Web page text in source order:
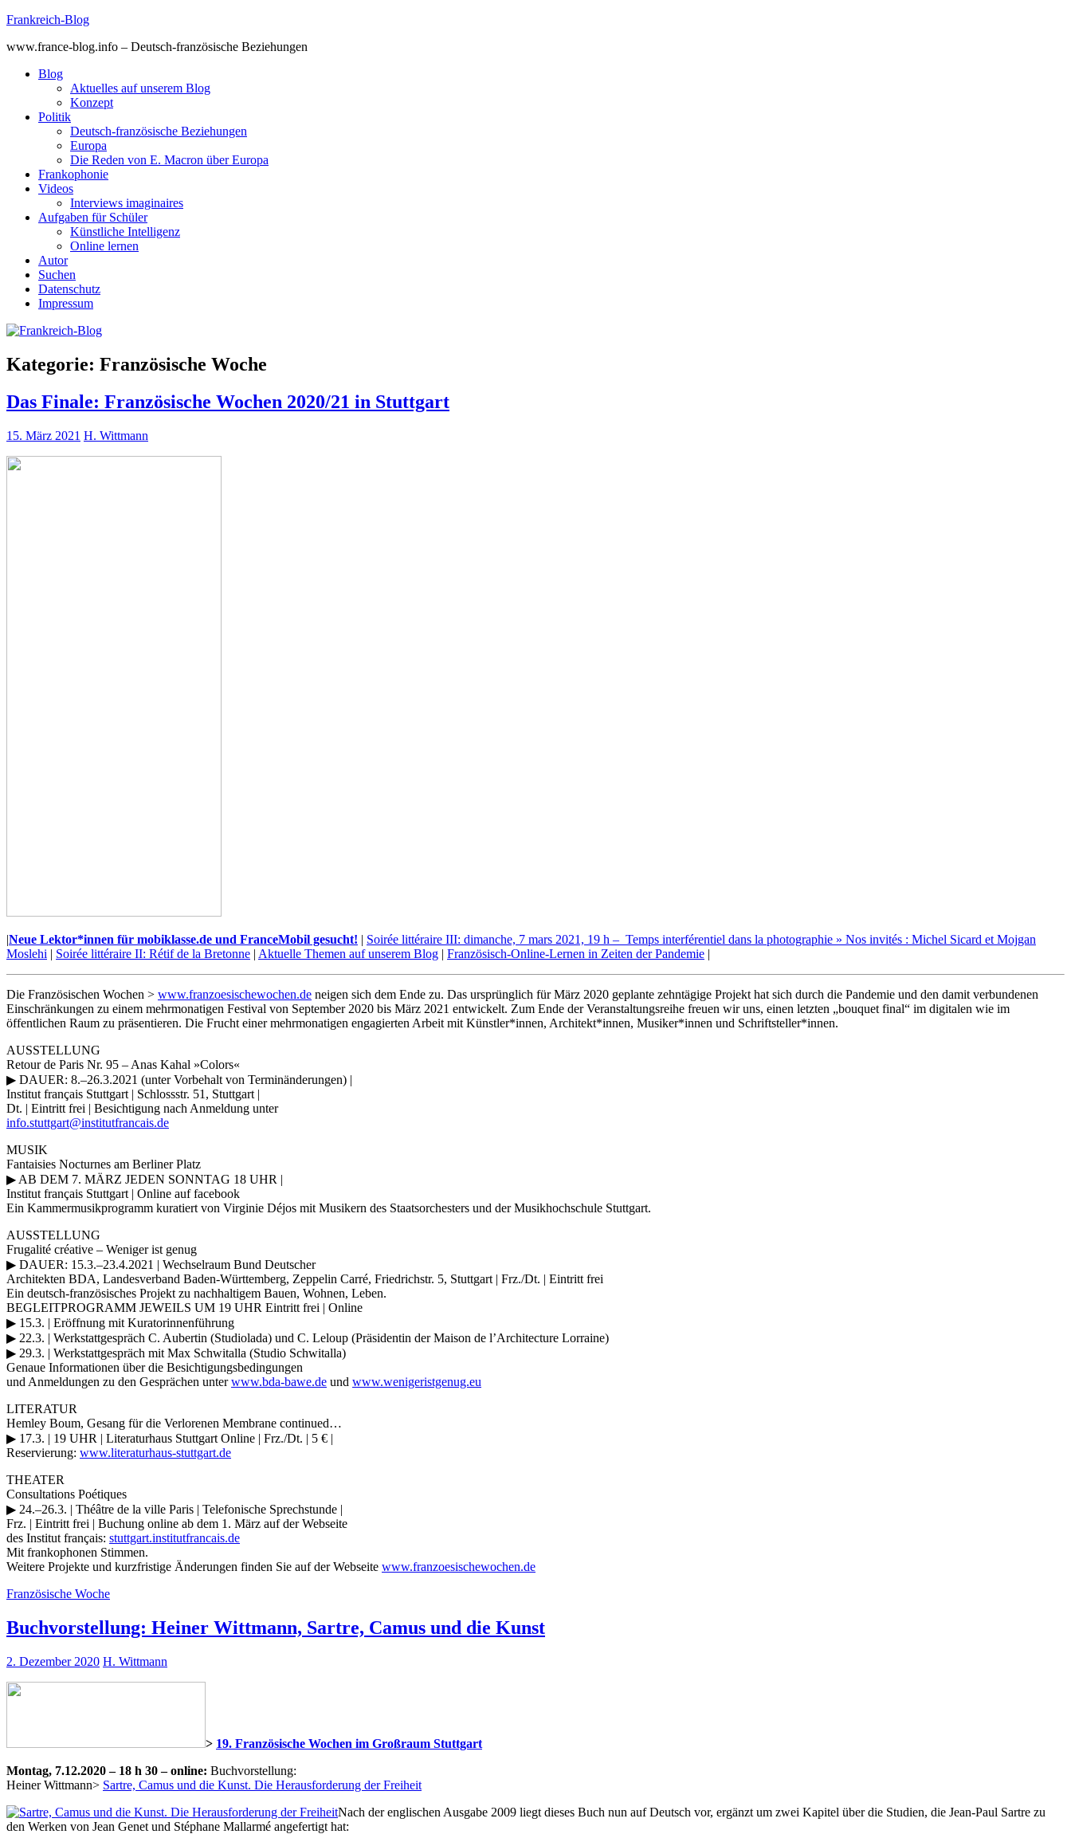
Skip
content
Frankreich-Blog
www.france-blog.info – Deutsch-französische Beziehungen
Blog
Aktuelles auf unserem Blog
Konzept
Politik
Deutsch-französische Beziehungen
Europa
Die Reden von E. Macron über Europa
Frankophonie
Videos
Interviews imaginaires
Aufgaben für Schüler
Künstliche Intelligenz
Online lernen
Autor
Suchen
Datenschutz
Impressum
Kategorie: Französische Woche
Das Finale: Französische Wochen 2020/21 in Stuttgart
15. März 2021 H. Wittmann
|Neue Lektor*innen für mobiklasse.de und FranceMobil gesucht! | Soirée littéraire III: dimanche, 7 mars 2021, 19 h – Temps interférentiel dans la photographie » Nos invités : Michel Sicard et Mojgan
Moslehi | Soirée littéraire II: Rétif de la Bretonne | Aktuelle Themen auf unserem Blog | Französisch-Online-Lernen in Zeiten der Pandemie |
Die Französischen Wochen > www.franzoesischewochen.de neigen sich dem Ende zu. Das ursprünglich für März 2020 geplante zehntägige Projekt hat sich durch die Pandemie und den damit verbundenen
Einschränkungen zu einem mehrmonatigen Festival von September 2020 bis März 2021 entwickelt. Zum Ende der Veranstaltungsreihe freuen wir uns, einen letzten „bouquet final“ im digitalen wie im
öffentlichen Raum zu präsentieren. Die Frucht einer mehrmonatigen engagierten Arbeit mit Künstler*innen, Architekt*innen, Musiker*innen und Schriftsteller*innen.
AUSSTELLUNG
Retour de Paris Nr. 95 – Anas Kahal »Colors«
▶ DAUER: 8.–26.3.2021 (unter Vorbehalt von Terminänderungen) |
Institut français Stuttgart | Schlossstr. 51, Stuttgart |
Dt. | Eintritt frei | Besichtigung nach Anmeldung unter
info.stuttgart@institutfrancais.de
MUSIK
Fantaisies Nocturnes am Berliner Platz
▶ AB DEM 7. MÄRZ JEDEN SONNTAG 18 UHR |
Institut français Stuttgart | Online auf facebook
Ein Kammermusikprogramm kuratiert von Virginie Déjos mit Musikern des Staatsorchesters und der Musikhochschule Stuttgart.
AUSSTELLUNG
Frugalité créative – Weniger ist genug
▶ DAUER: 15.3.–23.4.2021 | Wechselraum Bund Deutscher
Architekten BDA, Landesverband Baden-Württemberg, Zeppelin Carré, Friedrichstr. 5, Stuttgart | Frz./Dt. | Eintritt frei
Ein deutsch-französisches Projekt zu nachhaltigem Bauen, Wohnen, Leben.
BEGLEITPROGRAMM JEWEILS UM 19 UHR Eintritt frei | Online
▶ 15.3. | Eröffnung mit Kuratorinnenführung
▶ 22.3. | Werkstattgespräch C. Aubertin (Studiolada) und C. Leloup (Präsidentin der Maison de l’Architecture Lorraine)
▶ 29.3. | Werkstattgespräch mit Max Schwitalla (Studio Schwitalla)
Genaue Informationen über die Besichtigungsbedingungen
und Anmeldungen zu den Gesprächen unterwww.bda-bawe.de und www.wenigeristgenug.eu
LITERATUR
Hemley Boum, Gesang für die Verlorenen Membrane continued…
▶ 17.3. | 19 UHR | Literaturhaus Stuttgart Online | Frz./Dt. | 5 € |
Reservierung: www.literaturhaus-stuttgart.de
THEATER
Consultations Poétiques
▶ 24.–26.3. | Théâtre de la ville Paris | Telefonische Sprechstunde |
Frz. | Eintritt frei | Buchung online ab dem 1. März auf der Webseite
des Institut français: stuttgart.institutfrancais.de
Mit frankophonen Stimmen.
Weitere Projekte und kurzfristige Änderungen finden Sie auf der Webseite www.franzoesischewochen.de
Französische Woche
Buchvorstellung: Heiner Wittmann, Sartre, Camus und die Kunst
2. Dezember 2020 H. Wittmann
> 19. Französische Wochen im Großraum Stuttgart
Montag, 7.12.2020 – 18 h 30 – online: Buchvorstellung:
Heiner Wittmann> Sartre, Camus und die Kunst. Die Herausforderung der Freiheit
Nach der englischen Ausgabe 2009 liegt dieses Buch nun auf Deutsch vor, ergänzt um zwei Kapitel über die Studien, die Jean-Paul Sartre zu
den Werken von Jean Genet und Stéphane Mallarmé angefertigt hat: